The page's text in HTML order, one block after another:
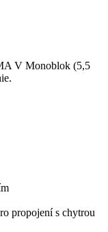
V Monoblok (5,5
propojení s chytrou